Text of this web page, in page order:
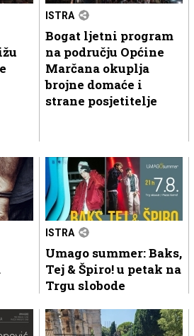
ISTRA
Bogat ljetni program
na području Općine
Marčana okuplja
brojne domaće i
strane posjetitelje
ISTRA
Umago summer: Baks,
Tej & Špiro! u petak na
Trgu slobode